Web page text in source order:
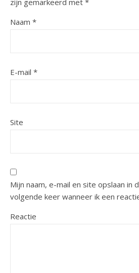
zijn gemarkeerd met *
Naam *
E-mail *
Site
Mijn naam, e-mail en site opslaan in
volgende keer wanneer ik een
Reactie